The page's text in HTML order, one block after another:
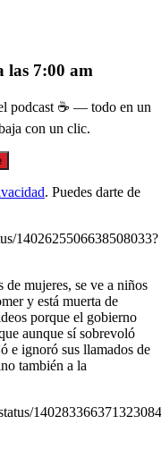
las 7:00 am
podcast ☕ — todo en un
con un clic.
. Puedes darte de
1402625506638508033?
de mujeres, se ve a niños
y está muerta de
porque el gobierno
aunque sí sobrevoló
e ignoró sus llamados de
también a la